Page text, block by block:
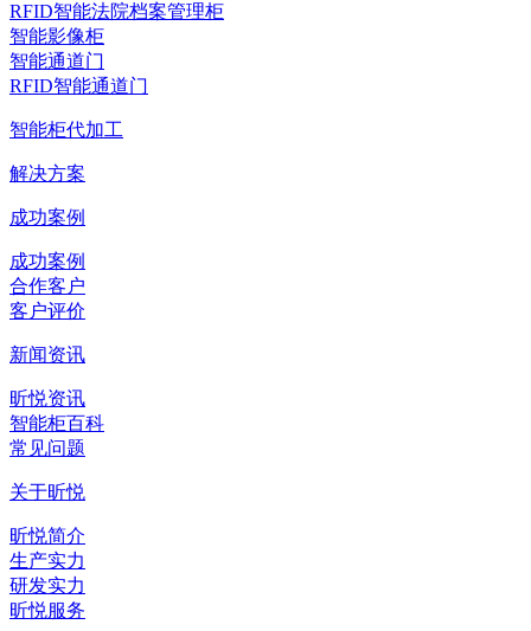
RFID智能法院档案管理柜
智能影像柜
智能通道门
RFID智能通道门
智能柜代加工
解决方案
成功案例
成功案例
合作客户
客户评价
新闻资讯
昕悦资讯
智能柜百科
常见问题
关于昕悦
昕悦简介
生产实力
研发实力
昕悦服务